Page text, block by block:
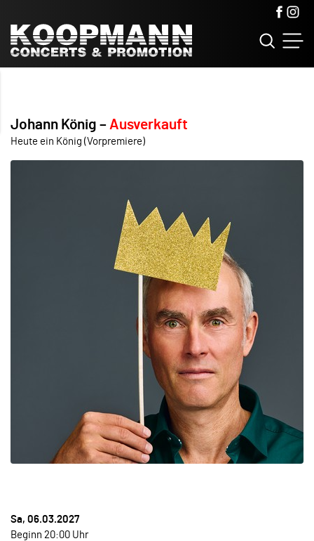
Johann König Ausverkauft
Heute ein König (Vorpremiere)
Sa, 06.03.2027
Beginn 20:00 Uhr